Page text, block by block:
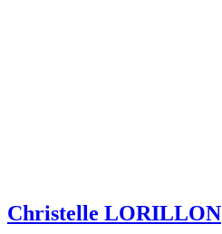
Christelle LORILLON